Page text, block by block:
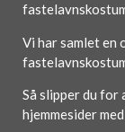
Vi har samlet en
Så slipper du for
hjemmesider